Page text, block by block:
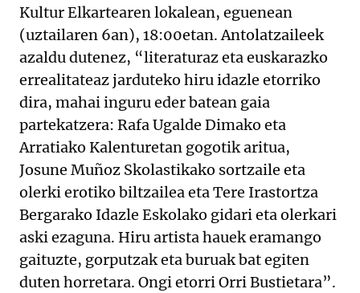
Kultur Elkartearen lokalean, eguenean
(uztailaren 6an), 18:00etan. Antolatzaileek
azaldu dutenez, “literaturaz eta euskarazko
errealitateaz jarduteko hiru idazle etorriko
dira, mahai inguru eder batean gaia
partekatzera: Rafa Ugalde Dimako eta
Arratiako Kalenturetan gogotik aritua,
Josune Muñoz Skolastikako sortzaile eta
olerki erotiko biltzailea eta Tere Irastortza
Bergarako Idazle Eskolako gidari eta olerkari
aski ezaguna. Hiru artista hauek eramango
gaituzte, gorputzak eta buruak bat egiten
duten horretara. Ongi etorri Orri Bustietara”.